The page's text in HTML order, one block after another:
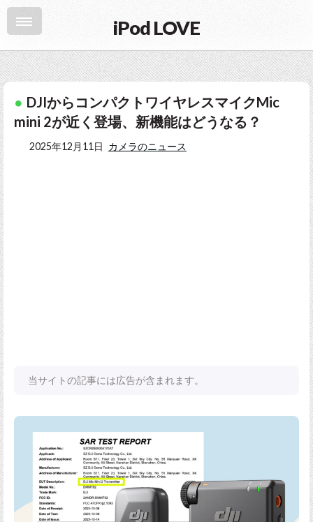
iPod LOVE
DJIからコンパクトワイヤレスマイクMic
mini 2が近く登場、新機能はどうなる？
2025年12月11日 カメラのニュース
当サイトの記事には広告が含まれます。